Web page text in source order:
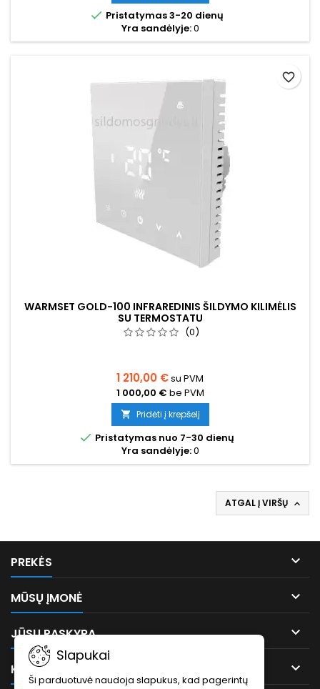
 Pristatymas 3-20 dienų
Yra sandėlyje:0
WARMSET GOLD-100 INFRAREDINIS ŠILDYMO KILIMĖLIS
SU TERMOSTATU
(0)
1 210,00 €su PVM
1 000,00 € be PVM
 Pridėti į krepšelį
 Pristatymas nuo 7-30 dienų
Yra sandėlyje:0
favorite_border
ATGAL Į VIRŠŲ 
PREKĖS 
MŪSŲ ĮMONĖ 
JŪSŲ PASKYRA 
KONTAKTAI 
Slapukai
Ši parduotuvė naudoja slapukus, kad pagerintų